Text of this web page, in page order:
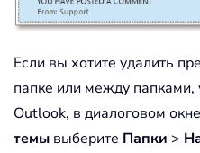
Если вы хотите удалить
папке или между
Outlook, в диалоговом окне
темы выберите Папки >